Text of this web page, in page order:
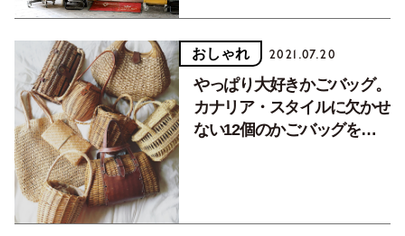
おしゃれ 2021.07.20
やっぱり大好きかごバッグ。
カナリア・スタイルに欠かせ
ない12個のかごバッグを大